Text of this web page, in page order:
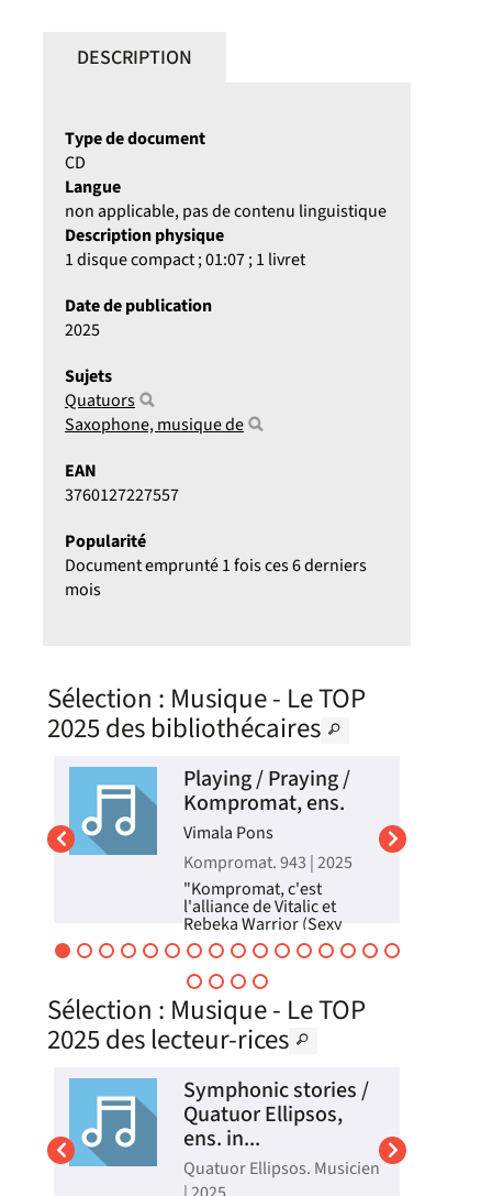
DESCRIPTION
Type de document
CD
Langue
non applicable, pas de contenu linguistique
Description physique
1 disque compact ; 01:07 ; 1 livret
Date de publication
2025
Sujets
Quatuors
Saxophone, musique de
EAN
3760127227557
Popularité
Document emprunté 1 fois ces 6 derniers
mois
Sélection : Musique - Le TOP
2025 des bibliothécaires
Playing / Praying /
Kompromat, ens.
Vimala Pons
Kompromat. 943 | 2025
"Kompromat, c'est
l'alliance de Vitalic et
Rebeka Warrior (Sexy
Sushi, Mansfield.TYA). Leur
premier album Traum und
Existenz, sorti en 2019 sur
Clivage Music (le label de
Vitalic), a posé les bases
d'un univers sombre et
percutant...
Sélection : Musique - Le TOP
2025 des lecteur-rices
Symphonic stories /
Quatuor Ellipsos,
ens. in...
Quatuor Ellipsos. Musicien